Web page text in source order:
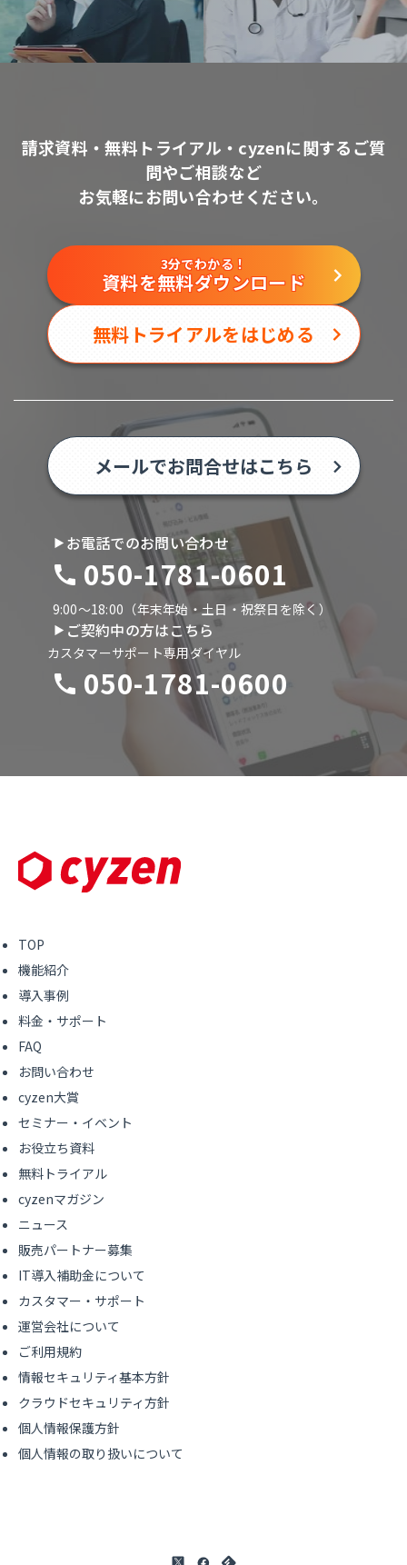
請求資料・無料トライアル・cyzenに関するご質
問やご相談など
お気軽にお問い合わせください。
3分でわかる！
資料を無料ダウンロード
無料トライアルをはじめる
メールでお問合せはこちら
お電話でのお問い合わせ
050-1781-0601
9:00〜18:00（年末年始・土日・祝祭日を除く）
ご契約中の方はこちら
カスタマーサポート専用ダイヤル
050-1781-0600
TOP
機能紹介
導入事例
料金・サポート
FAQ
お問い合わせ
cyzen大賞
セミナー・イベント
お役立ち資料
無料トライアル
cyzenマガジン
ニュース
販売パートナー募集
IT導入補助金について
カスタマー・サポート
運営会社について
ご利用規約
情報セキュリティ基本方針
クラウドセキュリティ方針
個人情報保護方針
個人情報の取り扱いについて